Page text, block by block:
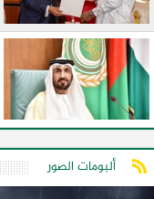
ألبومات الصور